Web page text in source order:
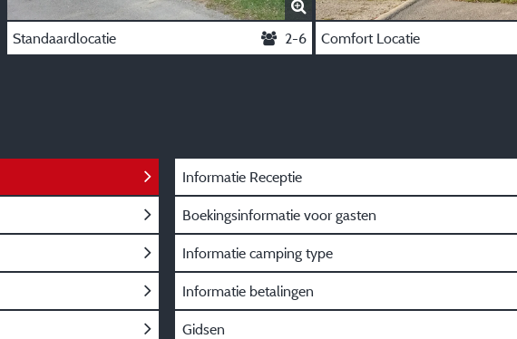
Standaardlocatie 2-6 Comfort Locatie
Informatie Receptie
Boekingsinformatie voor gasten
Informatie camping type
Informatie betalingen
Gidsen